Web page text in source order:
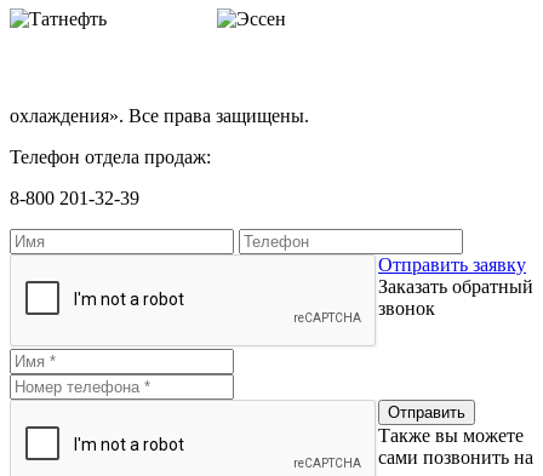
охлаждения». Все права защищены.
Телефон отдела продаж:
8-800 201-32-39
Отправить заявку
Заказать обратный
звонок
Также вы можете
сами позвонить на